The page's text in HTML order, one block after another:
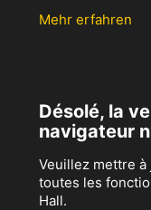
Mehr erfahren
Désolé, la
navigateur
Veuillez mettre
toutes les
Hall.